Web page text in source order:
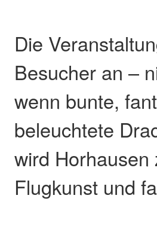
Die
Besucher an –
wenn bunte,
beleuchtete
wird
Flugkunst und